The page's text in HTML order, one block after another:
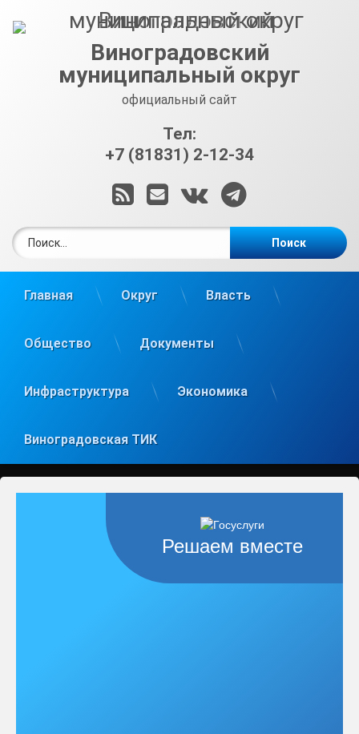
Виноградовский
муниципальный округ
официальный сайт
Тел:
+7 (81831) 2-12-34
RSSE-mailВКонтакте
Telegram
Главная Округ Власть
Общество Документы
Инфраструктура Экономика
Виноградовская ТИК
Решаем вместе